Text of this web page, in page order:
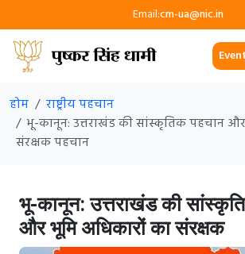
Email:cm-ua@nic.in
होम
राष्ट्रीय पहचान
भू-कानून: उत्तराखंड की सांस्कृतिक पहचान
संरक्षक पहचान
भू-कानून: उत्तराखंड की
और भूमि अधिकारों का संरक्षक